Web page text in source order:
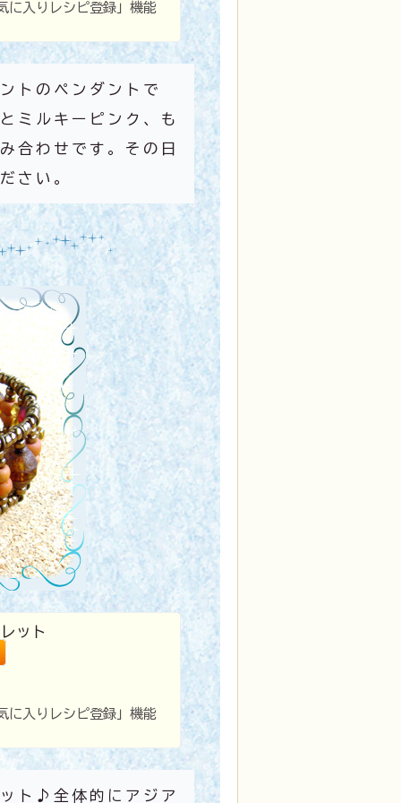
に入りレシピ登録」機能
トのペンダントで
ミルキーピンク、も
合わせです。その日
さい。
ット
に入りレシピ登録」機能
ト♪全体的にアジア